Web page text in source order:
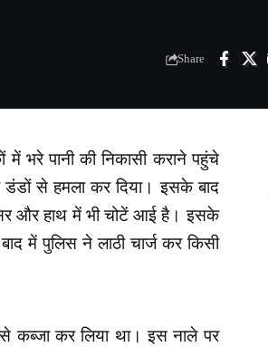
Share
में भरे पानी की निकासी कराने पहुंचे
से हमला कर दिया। इसके बाद
और हाथ में भी चोटें आई है। इसके
में पुलिस ने लाठी चार्ज कर किसी
कर लिया था। इस नाले पर